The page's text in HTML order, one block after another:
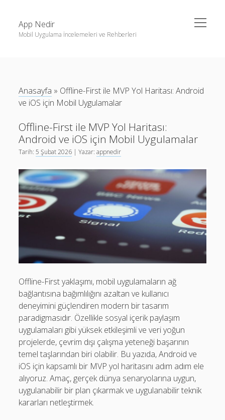
App Nedir
Mobil Uygulama İncelemeleri ve Rehberleri
menüyü
aç
Finans
iOS
Nasıl Yapılır
Sosyal Medya
Verimlilik
Son Yazılar
Haptic Geribildiřim Tasarımı: Android ve iOS İçin Adım
Adım Rehber
Karanlık Mod Tasarım: Android ve iOS İçin Rehber
Android iOS tasarım kalıpları: Hızlı içerik üretimi için pratik
rehber
Mobil Uygulamalarda Yapay Zeka ile İçerik Özelleştirme:
Etik
Mobil Uygulamalar Batarya Tasarrufu: Adım Adım Tasarım
Eğitim
Finans
Fotoğraf & Video
Genel
iOS
Nasıl Yapılır
Oyunlar
Anasayfa » Offline-First ile MVP Yol Haritası: Android
ve iOS için Mobil Uygulamalar
Offline-First ile MVP Yol Haritası:
Android ve iOS için Mobil Uygulamalar
Tarih:5 Şubat 2026 | Yazar:appnedir
Offline-First yaklaşımı, mobil uygulamaların ağ
bağlantısına bağımlılığını azaltan ve kullanıcı
deneyimini güçlendiren modern bir tasarım
paradigmasıdır. Özellikle sosyal içerik paylaşım
uygulamaları gibi yüksek etkileşimli ve veri yoğun
projelerde, çevrim dışı çalışma yeteneği başarının
temel taşlarından biri olabilir. Bu yazıda, Android ve
iOS için kapsamlı bir MVP yol haritasını adım adım ele
alıyoruz. Amaç, gerçek dünya senaryolarına uygun,
uygulanabilir bir plan çıkarmak ve uygulanabilir teknik
kararları netleştirmek.